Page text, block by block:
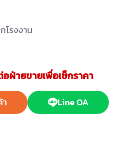
โรงงาน
ฝ่ายขายเพื่อเช็กราคา
Line OA